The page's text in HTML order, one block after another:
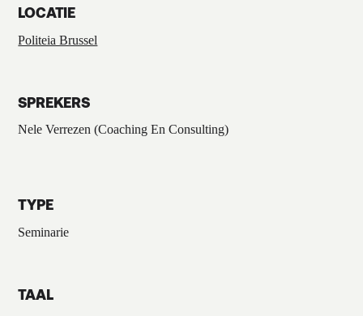
LOCATIE
Politeia Brussel
SPREKERS
Nele Verrezen (Coaching En Consulting)
TYPE
Seminarie
TAAL